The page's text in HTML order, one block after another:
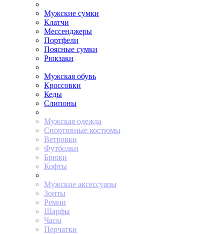
Мужские сумки
Клатчи
Мессенджеры
Портфели
Поясные сумки
Рюкзаки
Мужская обувь
Кроссовки
Кеды
Слипоны
Мужская одежда
Спортивные костюмы
Ветровки
Футболки
Брюки
Кофты
Мужские аксессуары
Зонты
Ремни
Шарфы
Часы
Перчатки